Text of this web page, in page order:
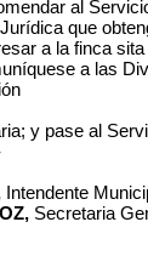
al
que
a la finca
a las
y pase al
Intendente
Secretaria